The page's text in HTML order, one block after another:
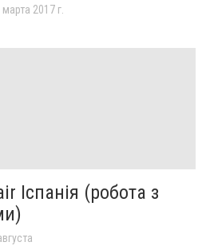
2017 г.
Іспанія (робота з